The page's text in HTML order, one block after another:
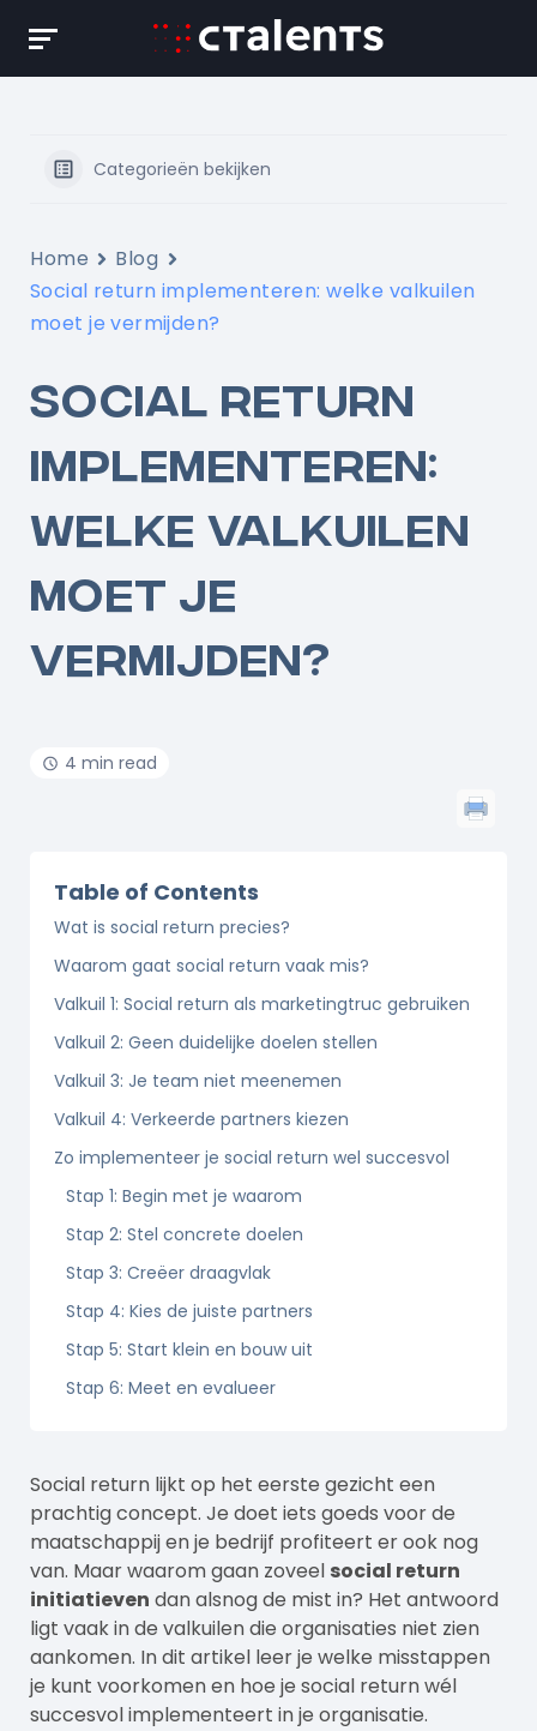
content
Categorieën bekijken
Home
Blog
Social return implementeren: welke valkuilen
moet je vermijden?
SOCIAL RETURN
IMPLEMENTEREN:
WELKE VALKUILEN
MOET JE
VERMIJDEN?
4 min read
Table of Contents
Wat is social return precies?
Waarom gaat social return vaak mis?
Valkuil 1: Social return als marketingtruc gebruiken
Valkuil 2: Geen duidelijke doelen stellen
Valkuil 3: Je team niet meenemen
Valkuil 4: Verkeerde partners kiezen
Zo implementeer je social return wel succesvol
Stap 1: Begin met je waarom
Stap 2: Stel concrete doelen
Stap 3: Creëer draagvlak
Stap 4: Kies de juiste partners
Stap 5: Start klein en bouw uit
Stap 6: Meet en evalueer
Social return lijkt op het eerste gezicht een
prachtig concept. Je doet iets goeds voor de
maatschappij en je bedrijf profiteert er ook nog
van. Maar waarom gaan zoveel social return
initiatieven dan alsnog de mist in? Het antwoord
ligt vaak in de valkuilen die organisaties niet zien
aankomen. In dit artikel leer je welke misstappen
je kunt voorkomen en hoe je social return wél
succesvol implementeert in je organisatie.